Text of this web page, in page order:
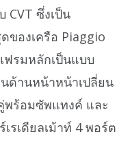
CVT ซึ่งเป็น
ของเครือ Piaggio
ฟรมหลักเป็นแบบ
ด้านหน้าหน้าเปลี่ยน
พร้อมซัพแทงค์ และ
รเดียลเม้าท์ 4 พอร์ต